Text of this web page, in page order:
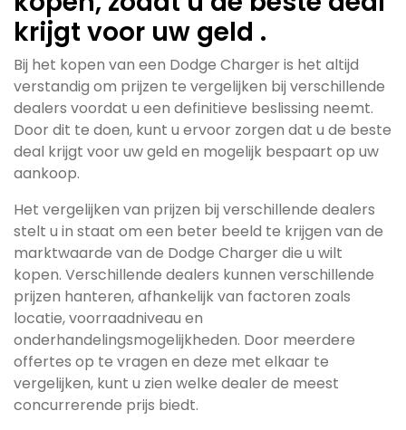
krijgt voor uw geld .
Bij het kopen van een Dodge Charger is het altijd
verstandig om prijzen te vergelijken bij verschillende
dealers voordat u een definitieve beslissing neemt.
Door dit te doen, kunt u ervoor zorgen dat u de beste
deal krijgt voor uw geld en mogelijk bespaart op uw
aankoop.
Het vergelijken van prijzen bij verschillende dealers
stelt u in staat om een beter beeld te krijgen van de
marktwaarde van de Dodge Charger die u wilt
kopen. Verschillende dealers kunnen verschillende
prijzen hanteren, afhankelijk van factoren zoals
locatie, voorraadniveau en
onderhandelingsmogelijkheden. Door meerdere
offertes op te vragen en deze met elkaar te
vergelijken, kunt u zien welke dealer de meest
concurrerende prijs biedt.